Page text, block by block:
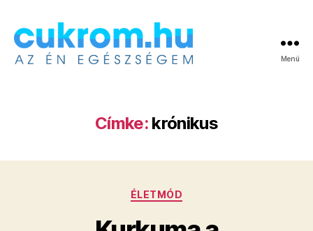
Menü
Címke: krónikus
Kategóriák
ÉLETMÓD